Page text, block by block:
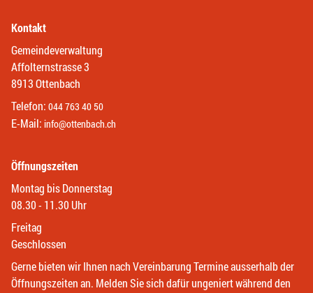
Kontakt
Gemeindeverwaltung
Affolternstrasse 3
8913 Ottenbach
Telefon: 044 763 40 50
E-Mail: info@ottenbach.ch
Öffnungszeiten
Montag bis Donnerstag
08.30 - 11.30 Uhr
Freitag
Geschlossen
Gerne bieten wir Ihnen nach Vereinbarung Termine ausserhalb der
Öffnungszeiten an. Melden Sie sich dafür ungeniert während den